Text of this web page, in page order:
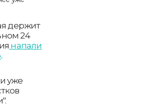
держит
24
напали
.
уже